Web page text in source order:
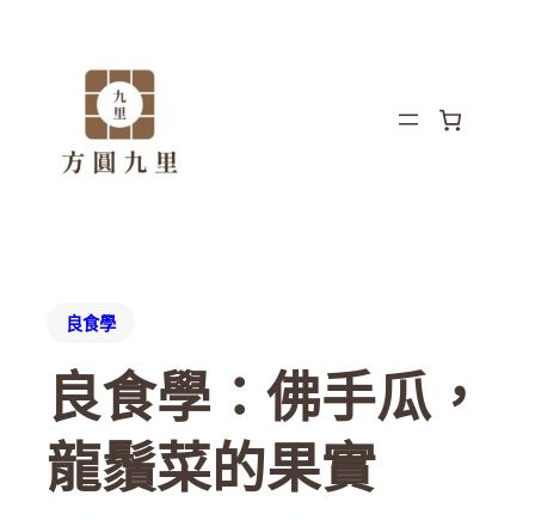
良食學
良食學：佛手瓜，
龍鬚菜的果實